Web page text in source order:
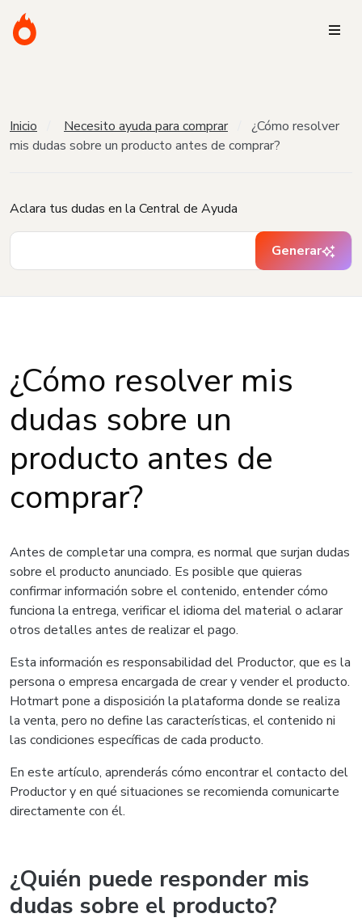
Inicio Necesito ayuda para comprar
¿Cómo resolver
mis dudas sobre un producto antes de comprar?
Aclara tus dudas en la Central de Ayuda
Generar
¿Cómo resolver mis
dudas sobre un
producto antes de
comprar?
Antes de completar una compra, es normal que surjan dudas
sobre el producto anunciado. Es posible que quieras
confirmar información sobre el contenido, entender cómo
funciona la entrega, verificar el idioma del material o aclarar
otros detalles antes de realizar el pago.
Esta información es responsabilidad del Productor, que es la
persona o empresa encargada de crear y vender el producto.
Hotmart pone a disposición la plataforma donde se realiza
la venta, pero no define las características, el contenido ni
las condiciones específicas de cada producto.
En este artículo, aprenderás cómo encontrar el contacto del
Productor y en qué situaciones se recomienda comunicarte
directamente con él.
¿Quién puede responder mis
dudas sobre el producto?